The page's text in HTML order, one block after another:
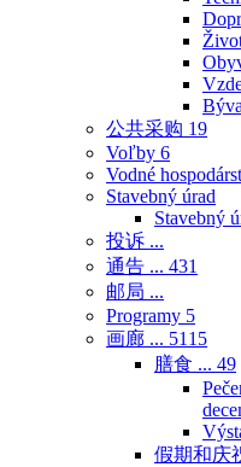
公共采购 19
Voľby 6
Vodné
Stavebný úrad
Stavebný
投诉 ...
通告 ... 431
邮局 ...
Programy 5
画廊 ... 5115
膳食 ... 49
假期和庆